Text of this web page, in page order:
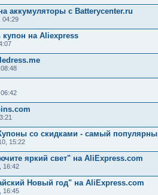
аккумуляторы с Batterycenter.ru
04:29
купон на Aliexpress
со скидками - самый
15:22
яркий свет" на AliExpress.com
16:42
Новый год" на AliExpress.com
16:45